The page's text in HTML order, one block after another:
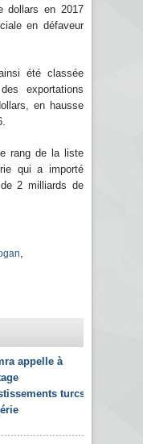
dollars en 2017
en défaveur
été classée
exportations
en hausse
rang de la liste
qui a importé
2 milliards de
appelle à
turcs